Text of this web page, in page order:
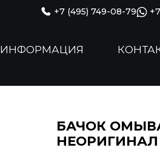
+7 (495) 749-08-79
ИНФОРМАЦИЯ
БАЧОК
НЕОРИГИНАЛ